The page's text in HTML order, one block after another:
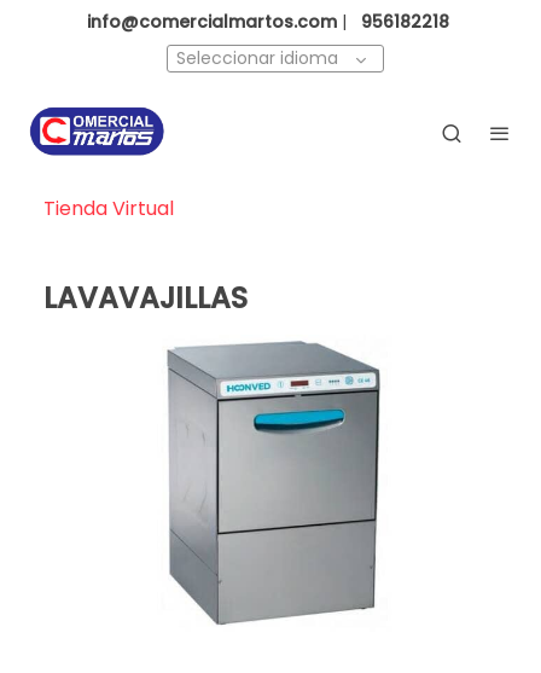
info@comercialmartos.com |
956182218
Seleccionar idioma
Tienda Virtual
LAVAVAJILLAS